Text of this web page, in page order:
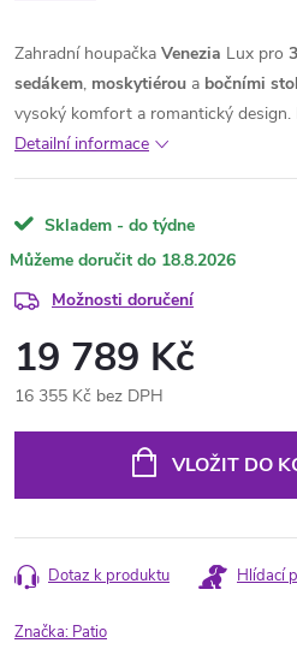
Zahradní houpačka Venezia Lux pro
sedákem, moskytiérou a bočními
vysoký komfort a romantický design.
Detailní informace
Skladem - do týdne
18.8.2026
Možnosti doručení
19 789 Kč
16 355 Kč bez DPH
VLOŽIT DO
Dotaz k produktu Hlídací
Značka: Patio